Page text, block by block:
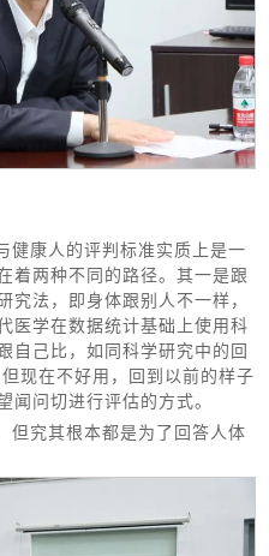
健康人的评判标准实质上是一
着两种不同的路径。其一是跟
究法，即身体跟别人不一样，
医学在数据统计基础上使用科
自己比，如同科学研究中的回
现在不好用，回到以前的样子
闻问切进行评估的方式。
但究其根本都是为了回答人体